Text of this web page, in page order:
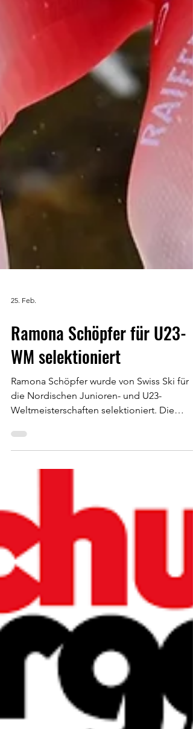
Ramona Schöpfer für U23-
WM selektioniert
Ramona Schöpfer wurde von Swiss Ski für
die Nordischen Junioren- und U23-
Lillehammer (NOR) statt. Die Junioren- und
U23-Weltmeisterschaften gelten als
internationale Standortbestimmung und
bieten eine wertvolle Gelegenheit, sich auf
höchstem Niveau mit der Weltelite des
Nachwuchses zu messen. Wir gratulieren
Ramona herzlich zur Selektion und
ihr in Lillehammer viel Erfolg.